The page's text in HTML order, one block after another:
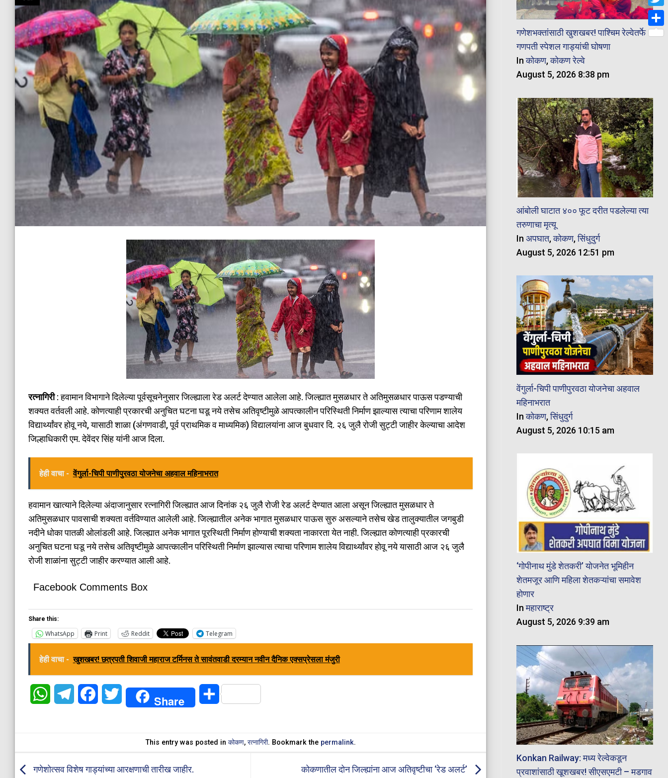
रत्नागिरी: हवामान विभागाने दिलेल्या पूर्वसूचनेनुसार जिल्ह्याला रेड अलर्ट देण्यात आलेला आहे. जिल्ह्यात मुसळधार ते अतिमुसळधार पाऊस पडण्याची
शक्यत वर्तवली आहे. कोणत्याही प्रकारची अनुचित घटना घडू नये तसेच अतिवृष्टीमुळे आपत्कालीन परिस्थिती निर्माण झाल्यास त्याचा परिणाम शालेय
विद्यार्थ्यांवर होवू नये, यासाठी शाळा (अंगणवाडी, पूर्व प्राथमिक व माध्यमिक) विद्यालयांना आज बुधवार दि. २६ जुलै रोजी सुट्टी जाहीर केल्याचा आदेश
जिल्हाधिकारी एम. देवेंदर सिंह यांनी आज दिला.
हेही वाचा - वेंगुर्ला-चिपी पाणीपुरवठा योजनेचा अहवाल महिनाभरात
हवामान खात्याने दिलेल्या अंदाजानुसार रत्नागिरी जिल्ह्यात आज दिनांक २६ जुलै रोजी रेड अलर्ट देण्यात आला असून जिल्ह्यात मुसळधार ते
अतिमुसळधार पावसाची शक्यता वर्तविण्यात आलेली आहे. जिल्ह्यातील अनेक भागात मुसळधार पाऊस सुरु असल्याने तसेच खेड तालुक्यातील जगबुडी
नदीने धोका पातळी ओलांडली आहे. जिल्ह्यात अनेक भागात पूरस्थिती निर्माण होण्याची शक्यता नाकारता येत नाही. जिल्ह्यात कोणत्याही प्रकारची
अनुचित घटना घडू नये तसेच अतिवृष्टीमुळे आपत्कालीन परिस्थिती निर्माण झाल्यास त्याचा परिणाम शालेय विद्यार्थ्यांवर होवू नये यासाठी आज २६ जुलै
रोजी शाळांना सुट्टी जाहीर करण्यात आली आहे.
Facebook Comments Box
Share this:
WhatsApp Print Reddit Telegram
हेही वाचा - खुशखबर! छत्रपती शिवाजी महाराज टर्मिनस ते सावंतवाडी दरम्यान नवीन दैनिक एक्सप्रेसला मंजुरी
WhatsAppTelegramFacebookTwitter Share Share
This entry was posted in कोकण, रत्नागिरी. Bookmark the permalink.
गणेशोत्सव विशेष गाड्यांच्या आरक्षणाची तारीख जाहीर. कोकणातील दोन जिल्ह्यांना आज अतिवृष्टीचा ‘रेड अलर्ट’
गणेशभक्तांसाठी खुशखबर! पाश्चिम रेल्वेतर्फे
गणपती स्पेशल गाड्यांची घोषणा
Inकोकण,कोकण रेल्वे
August 5, 2026 8:38 pm
आंबोली घाटात ४०० फूट दरीत पडलेल्या त्या
तरुणाचा मृत्यू
In अपघात,कोकण,सिंधुदुर्ग
August 5, 2026 12:51 pm
वेंगुर्ला-चिपी पाणीपुरवठा योजनेचा अहवाल
महिनाभरात
Inकोकण,सिंधुदुर्ग
August 5, 2026 10:15 am
‘गोपीनाथ मुंडे शेतकरी’ योजनेत भूमिहीन
शेतमजूर आणि महिला शेतकऱ्यांचा समावेश
होणार
Inमहाराष्ट्र
August 5, 2026 9:39 am
Konkan Railway: मध्य रेल्वेकडून
प्रवाशांसाठी खूशखबर! सीएसएमटी – मडगाव